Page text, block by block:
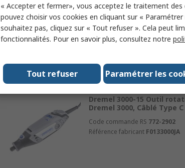
Code commande RS874-9964
Référence fabricant 06019C5001
En stock
Dremel 3000-15 Outil
Dremel 3000, Câblé Type C
Code commande RS 772-2902
Référence fabricant F0133000JA
« Accepter et fermer», vous acceptez le traitement des
pouvez choisir vos cookies en cliquant sur «
souhaitez pas, cliquez sur « Tout refuser ». Cela peut
fonctionnalités. Pour en savoir plus, consultez notre
Paramétrer les
Tout refuser